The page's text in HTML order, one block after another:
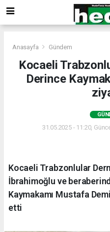
Anasayfa Gündem
Kocaeli
Derince
31.05.2025 - 11:20,
Kocaeli Trabzonlular
İbrahimoğlu ve
Kaymakamı Mustafa
etti